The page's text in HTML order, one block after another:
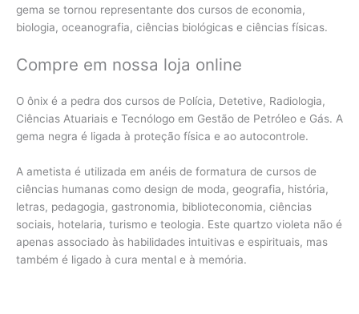
gema se tornou representante dos cursos de economia,
biologia, oceanografia, ciências biológicas e ciências físicas.
Compre em nossa loja online
O ônix é a pedra dos cursos de Polícia, Detetive, Radiologia,
Ciências Atuariais e Tecnólogo em Gestão de Petróleo e Gás. A
gema negra é ligada à proteção física e ao autocontrole.
A ametista é utilizada em anéis de formatura de cursos de
ciências humanas como design de moda, geografia, história,
letras, pedagogia, gastronomia, biblioteconomia, ciências
sociais, hotelaria, turismo e teologia. Este quartzo violeta não é
apenas associado às habilidades intuitivas e espirituais, mas
também é ligado à cura mental e à memória.